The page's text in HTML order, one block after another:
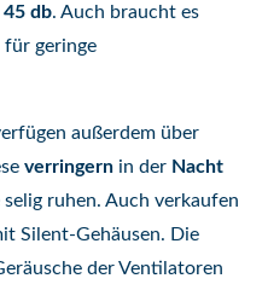
45 db. Auch braucht es
für geringe
außerdem über
verringern in der Nacht
selig ruhen. Auch verkaufen
Silent-Gehäusen. Die
der Ventilatoren